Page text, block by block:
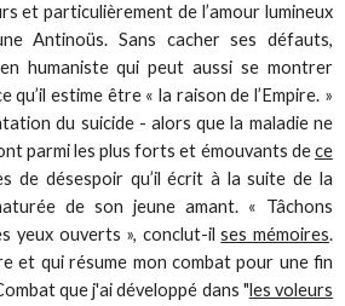
et particulièrement de l’amour lumineux
Antinoüs. Sans cacher ses défauts,
humaniste qui peut aussi se montrer
qu’il estime être « la raison de l’Empire. »
du suicide - alors que la maladie ne
parmi les plus forts et émouvants dece
de désespoir qu’il écrit à la suite de la
de son jeune amant. « Tâchons
yeux ouverts », conclut-ilses mémoires.
et qui résume mon combat pour une fin
que j'ai développé dans "les voleurs